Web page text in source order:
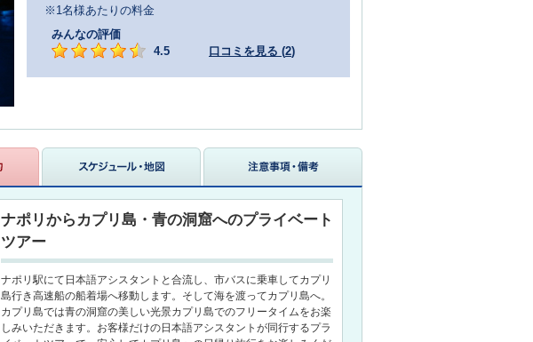
※1名様あたりの料金
みんなの評価
4.5
口コミを見る (2)
ナポリからカプリ島・青の洞窟へのプライベート
ツアー
ナポリ駅にて日本語アシスタントと合流し、市バスに乗車してカプリ
島行き高速船の船着場へ移動します。そして海を渡ってカプリ島へ。
カプリ島では青の洞窟の美しい光景カプリ島でのフリータイムをお楽
しみいただきます。お客様だけの日本語アシスタントが同行するプラ